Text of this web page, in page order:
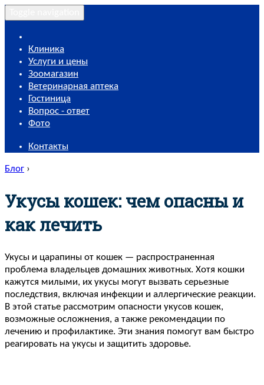
Клиника
Услуги и цены
Зоомагазин
Ветеринарная аптека
Гостиница
Вопрос - ответ
Фото
Контакты
Блог ›
Укусы кошек: чем опасны и
как лечить
Укусы и царапины от кошек — распространенная
проблема владельцев домашних животных. Хотя кошки
кажутся милыми, их укусы могут вызвать серьезные
последствия, включая инфекции и аллергические реакции.
В этой статье рассмотрим опасности укусов кошек,
возможные осложнения, а также рекомендации по
лечению и профилактике. Эти знания помогут вам быстро
реагировать на укусы и защитить здоровье.